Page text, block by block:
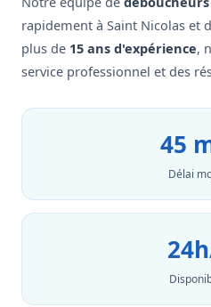
rapidement à Saint Nicolas et
plus de 15 ans d'expérience,
service professionnel et des
45
Délai